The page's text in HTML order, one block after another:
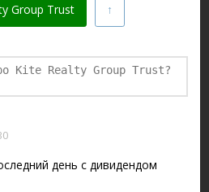
Group Trust
день с дивидендом